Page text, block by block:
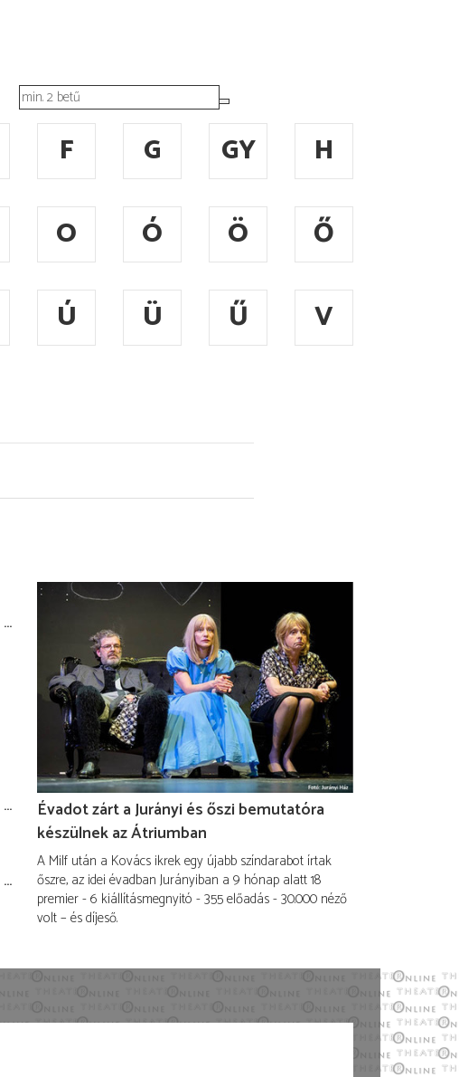
F G GY
H
O Ó Ö
Ő
Ú Ü Ű
V
Évadot zárt a Jurányi és őszi bemutatóra
készülnek az Átriumban
A Milf után a Kovács ikrek egy újabb színdarabot írtak
őszre, az idei évadban Jurányiban a 9 hónap alatt 18
premier - 6 kiállításmegnyitó - 355 előadás - 30.000 néző
volt – és díjeső.